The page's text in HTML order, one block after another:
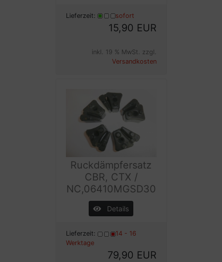
Lieferzeit: sofort
15,90 EUR
inkl. 19 % MwSt. zzgl.
Versandkosten
Ruckdämpfersatz
CBR, CTX /
NC,06410MGSD30
Details
Lieferzeit:
14 - 16
Werktage
79,90 EUR